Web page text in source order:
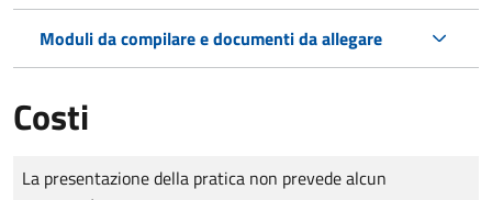
Moduli da compilare e documenti da allegare
Costi
Tipo di pagamento
Importo
La presentazione della pratica non prevede alcun